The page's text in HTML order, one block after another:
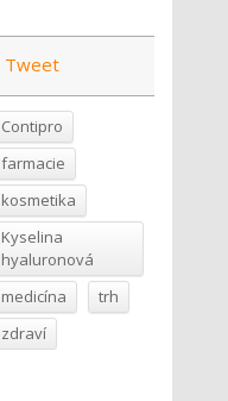
Tweet
Contipro
farmacie
kosmetika
Kyselina
hyaluronová
medicína
trh
zdraví